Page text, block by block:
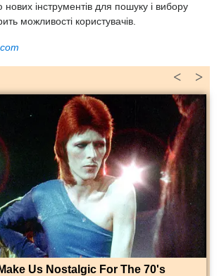
інструментів для пошуку і вибору
можливості користувачів.
>
<
Us Nostalgic For The 70's